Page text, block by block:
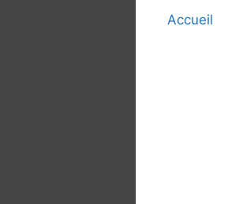
Accueil